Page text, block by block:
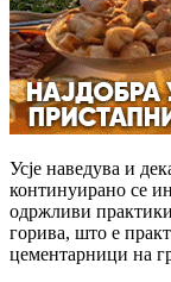
Усје наведува и
континуирано се
одржливи
горива, што е
цементарници на